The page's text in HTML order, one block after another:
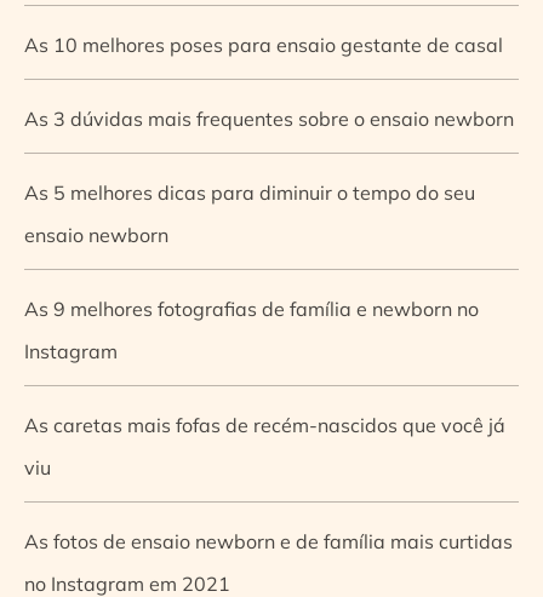
As 10 melhores poses para ensaio gestante de casal
As 3 dúvidas mais frequentes sobre o ensaio newborn
As 5 melhores dicas para diminuir o tempo do seu
ensaio newborn
As 9 melhores fotografias de família e newborn no
Instagram
As caretas mais fofas de recém-nascidos que você já
viu
As fotos de ensaio newborn e de família mais curtidas
no Instagram em 2021